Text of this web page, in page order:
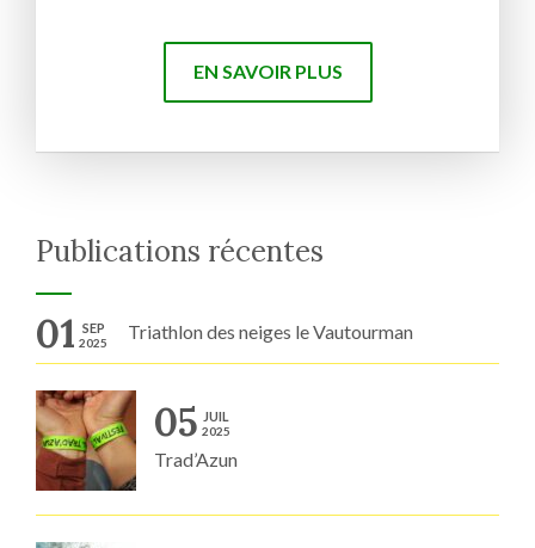
EN SAVOIR PLUS
Publications récentes
01 SEP
2025 Triathlon des neiges le Vautourman
05 JUIL
2025
Trad’Azun